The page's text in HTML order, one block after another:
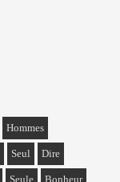
Hommes
Seul Dire
Seule Bonheur